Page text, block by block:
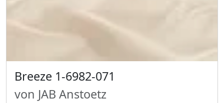
Breeze 1-6982-071
von JAB Anstoetz